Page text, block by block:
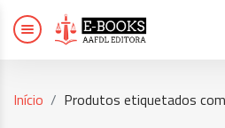
Início Produtos etiquetados com